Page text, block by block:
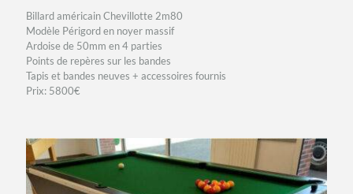
Billard américain Chevillotte 2m80
Modèle Périgord en noyer massif
Ardoise de 50mm en 4 parties
Points de repères sur les bandes
Tapis et bandes neuves + accessoires fournis
Prix: 5800€